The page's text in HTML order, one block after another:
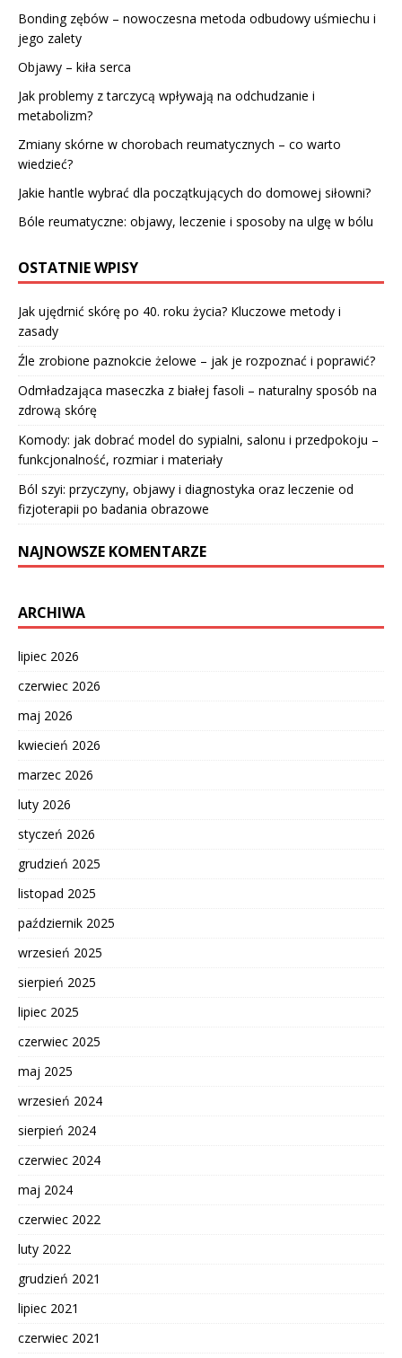
Bonding zębów – nowoczesna metoda odbudowy uśmiechu i
jego zalety
Objawy – kiła serca
Jak problemy z tarczycą wpływają na odchudzanie i
metabolizm?
Zmiany skórne w chorobach reumatycznych – co warto
wiedzieć?
Jakie hantle wybrać dla początkujących do domowej siłowni?
Bóle reumatyczne: objawy, leczenie i sposoby na ulgę w bólu
OSTATNIE WPISY
Jak ujędrnić skórę po 40. roku życia? Kluczowe metody i
zasady
Źle zrobione paznokcie żelowe – jak je rozpoznać i poprawić?
Odmładzająca maseczka z białej fasoli – naturalny sposób na
zdrową skórę
Komody: jak dobrać model do sypialni, salonu i przedpokoju –
funkcjonalność, rozmiar i materiały
Ból szyi: przyczyny, objawy i diagnostyka oraz leczenie od
fizjoterapii po badania obrazowe
NAJNOWSZE KOMENTARZE
ARCHIWA
lipiec 2026
czerwiec 2026
maj 2026
kwiecień 2026
marzec 2026
luty 2026
styczeń 2026
grudzień 2025
listopad 2025
październik 2025
wrzesień 2025
sierpień 2025
lipiec 2025
czerwiec 2025
maj 2025
wrzesień 2024
sierpień 2024
czerwiec 2024
maj 2024
czerwiec 2022
luty 2022
grudzień 2021
lipiec 2021
czerwiec 2021